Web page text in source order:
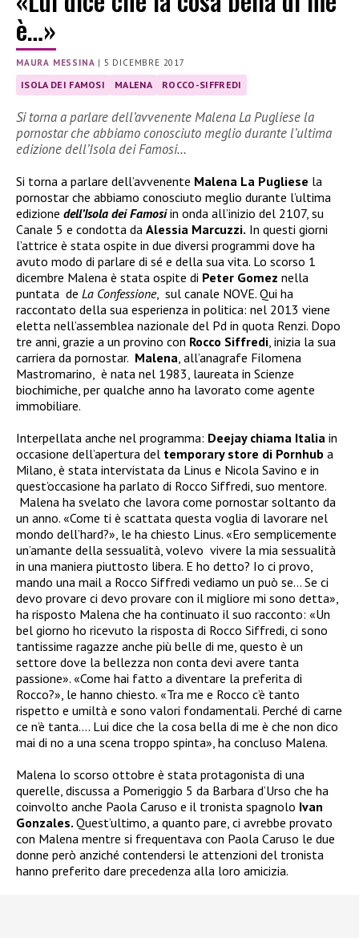
è…»
MAURA MESSINA | 5 DICEMBRE 2017
ISOLA DEI FAMOSI MALENA ROCCO-SIFFREDI
Si torna a parlare dell’avvenente Malena La Pugliese la
pornostar che abbiamo conosciuto meglio durante l’ultima
edizione dell’Isola dei Famosi…
Si torna a parlare dell’avvenente Malena La Pugliese la
pornostar che abbiamo conosciuto meglio durante l’ultima
edizione dell’Isola dei Famosiin onda all’inizio del 2107, su
Canale 5 e condotta da Alessia Marcuzzi. In questi giorni
l’attrice è stata ospite in due diversi programmi dove ha
avuto modo di parlare di sé e della sua vita. Lo scorso 1
dicembre Malena è stata ospite di Peter Gomez nella
puntata de La Confessione, sul canale NOVE. Qui ha
raccontato della sua esperienza in politica: nel 2013 viene
eletta nell’assemblea nazionale del Pd in quota Renzi. Dopo
tre anni, grazie a un provino con Rocco Siffredi, inizia la sua
carriera da pornostar. Malena, all’anagrafe Filomena
Mastromarino, è nata nel 1983, laureata in Scienze
biochimiche, per qualche anno ha lavorato come agente
immobiliare.
Interpellata anche nel programma: Deejay chiama Italia in
occasione dell’apertura del temporary store di Pornhub a
Milano, è stata intervistata da Linus e Nicola Savino e in
quest’occasione ha parlato di Rocco Siffredi, suo mentore.
Malena ha svelato che lavora come pornostar soltanto da
un anno. «Come ti è scattata questa voglia di lavorare nel
mondo dell’hard?», le ha chiesto Linus. «Ero semplicemente
un’amante della sessualità, volevo vivere la mia sessualità
in una maniera piuttosto libera. E ho detto? Io ci provo,
mando una mail a Rocco Siffredi vediamo un può se… Se ci
devo provare ci devo provare con il migliore mi sono detta»,
ha risposto Malena che ha continuato il suo racconto: «Un
bel giorno ho ricevuto la risposta di Rocco Siffredi, ci sono
tantissime ragazze anche più belle di me, questo è un
settore dove la bellezza non conta devi avere tanta
passione». «Come hai fatto a diventare la preferita di
Rocco?», le hanno chiesto. «Tra me e Rocco c’è tanto
rispetto e umiltà e sono valori fondamentali. Perché di carne
ce n’è tanta…. Lui dice che la cosa bella di me è che non dico
mai di no a una scena troppo spinta», ha concluso Malena.
Malena lo scorso ottobre è stata protagonista di una
querelle, discussa a Pomeriggio 5 da Barbara d’Urso che ha
coinvolto anche Paola Caruso e il tronista spagnolo Ivan
Gonzales. Quest’ultimo, a quanto pare, ci avrebbe provato
con Malena mentre si frequentava con Paola Caruso le due
donne però anziché contendersi le attenzioni del tronista
hanno preferito dare precedenza alla loro amicizia.